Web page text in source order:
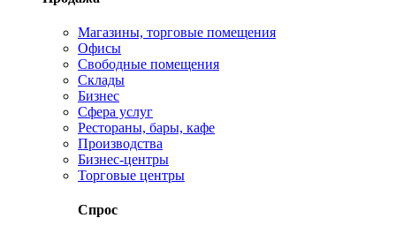
Магазины, торговые помещения
Офисы
Свободные помещения
Склады
Бизнес
Сфера услуг
Рестораны, бары, кафе
Производства
Бизнес-центры
Торговые центры
Спрос